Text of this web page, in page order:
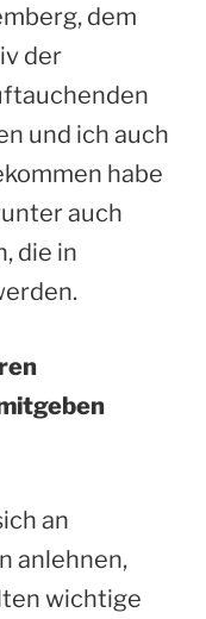
dem
der
und ich auch
habe
auch
die in
an
anlehnen,
wichtige